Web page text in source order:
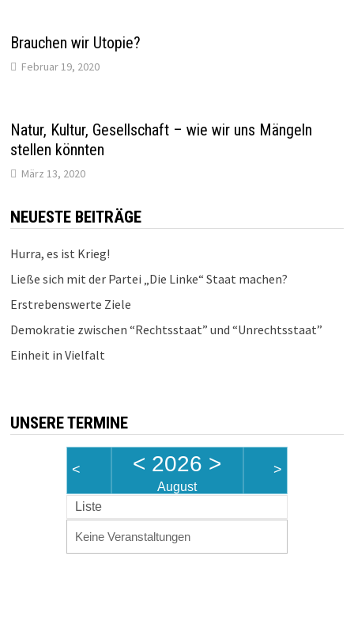
Brauchen wir Utopie?
Februar 19, 2020
Natur, Kultur, Gesellschaft – wie wir uns Mängeln
stellen könnten
März 13, 2020
NEUESTE BEITRÄGE
Hurra, es ist Krieg!
Ließe sich mit der Partei „Die Linke“ Staat machen?
Erstrebenswerte Ziele
Demokratie zwischen “Rechtsstaat” und “Unrechtsstaat”
Einheit in Vielfalt
UNSERE TERMINE
< < 2026 >
August
>
Liste
Keine Veranstaltungen